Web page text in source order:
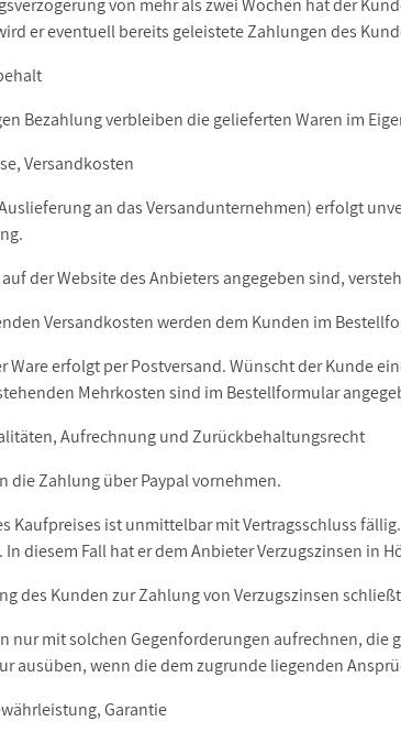
von mehr als zwei Wochen hat der
er eventuell bereits geleistete Zahlungen des
Bezahlung verbleiben die gelieferten Waren im
Versandkosten
an das Versandunternehmen) erfolgt
auf der Website des Anbieters angegeben sind,
Versandkosten werden dem Kunden im
Ware erfolgt per Postversand. Wünscht der Kunde
Mehrkosten sind im Bestellformular
Aufrechnung und Zurückbehaltungsrecht
die Zahlung über Paypal vornehmen.
Kaufpreises ist unmittelbar mit Vertragsschluss
In diesem Fall hat er dem Anbieter Verzugszinsen in
des Kunden zur Zahlung von Verzugszinsen
nur mit solchen Gegenforderungen aufrechnen,
ausüben, wenn die dem zugrunde liegenden
Garantie